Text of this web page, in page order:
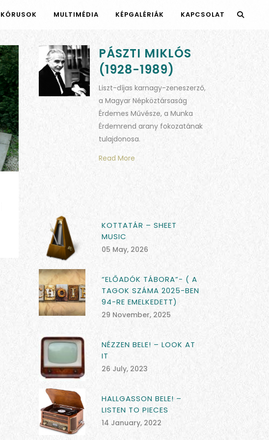
KÓRUSOK MULTIMÉDIA KÉPGALÉRIÁK KAPCSOLAT
PÁSZTI MIKLÓS
(1928-1989)
Liszt-díjas karnagy-zeneszerző,
a Magyar Népköztársaság
Érdemes Művésze, a Munka
Érdemrend arany fokozatának
tulajdonosa.
Read More
KOTTATÁR – SHEET
MUSIC
05 May, 2026
“ELŐADÓK TÁBORA”- ( A
TAGOK SZÁMA 2025-BEN
94-RE EMELKEDETT)
29 November, 2025
NÉZZEN BELE! – LOOK AT
IT
26 July, 2023
HALLGASSON BELE! –
LISTEN TO PIECES
14 January, 2022